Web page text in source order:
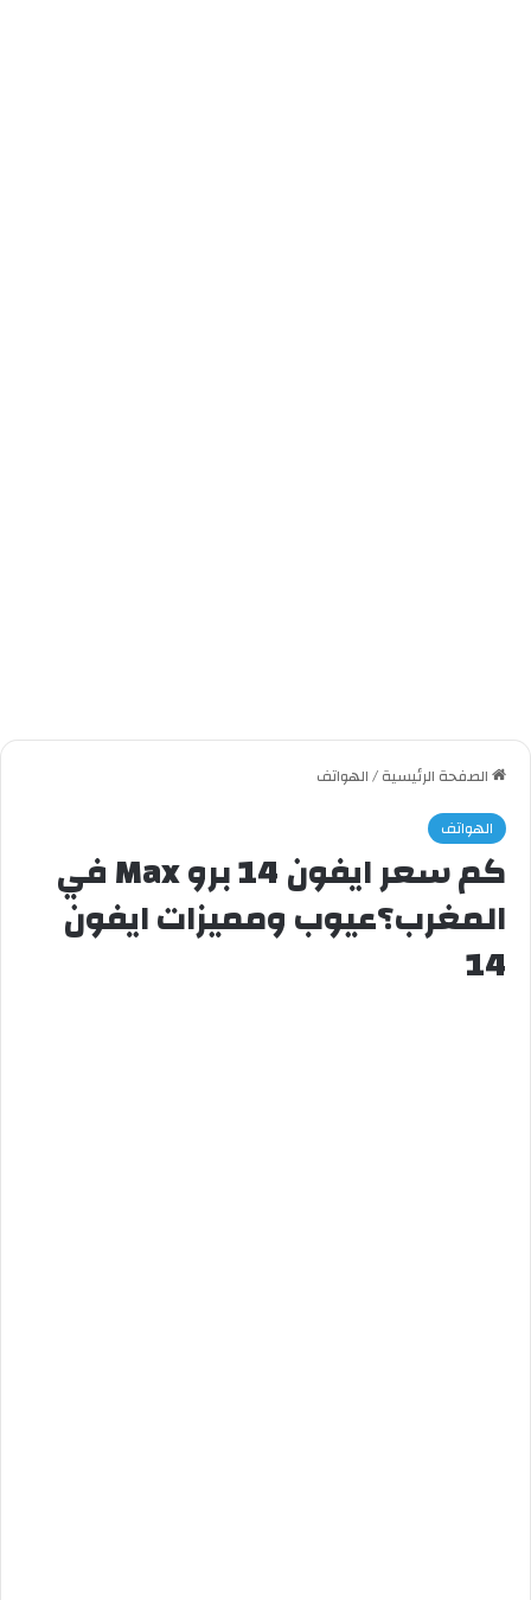
الصفحة الرئيسية/الهواتف
الهواتف
كم سعر ايفون 14 برو Max في
المغرب؟عيوب ومميزات ايفون
14